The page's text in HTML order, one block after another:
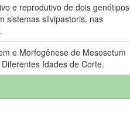
e reprodutivo de dois genótipos
sistemas silvipastoris, nas
e Morfogênese de Mesosetum
Idades de Corte.